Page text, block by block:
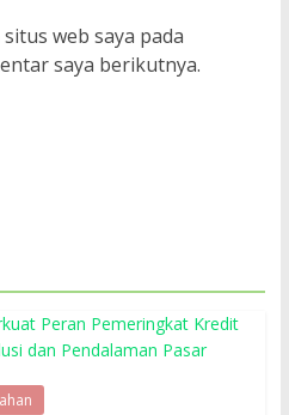
web saya pada
saya berikutnya.